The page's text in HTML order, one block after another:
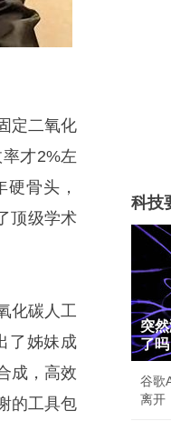
定二氧化
才2%左
骨头，
顶级学术
化碳人工
了姊妹成
成，高效
的工具包
科技
突
了吗
谷歌
离开